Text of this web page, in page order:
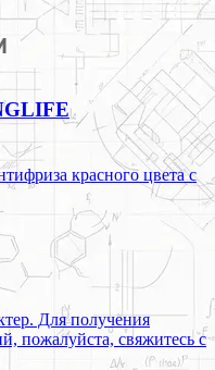
красного цвета с
Для получения
пожалуйста, свяжитесь с